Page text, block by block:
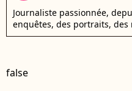
Journaliste passionnée,
enquêtes, des portraits,
false